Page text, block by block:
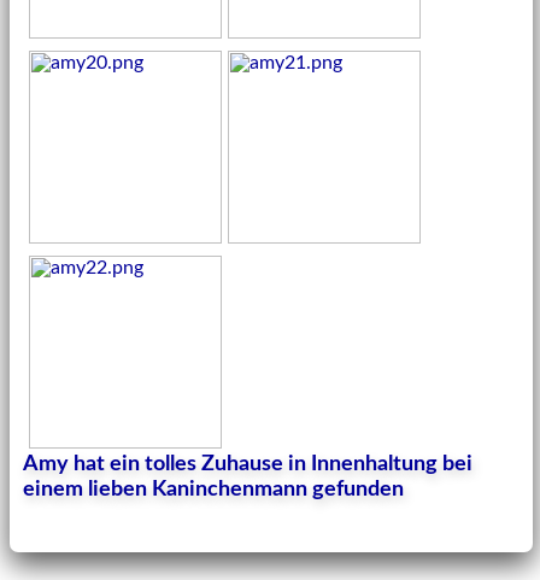
Amy hat ein tolles Zuhause in Innenhaltung bei
einem lieben Kaninchenmann gefunden